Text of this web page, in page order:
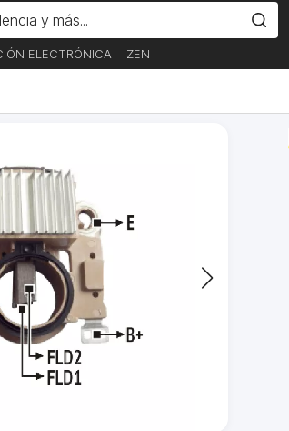
ELECTRÓNICA ZEN